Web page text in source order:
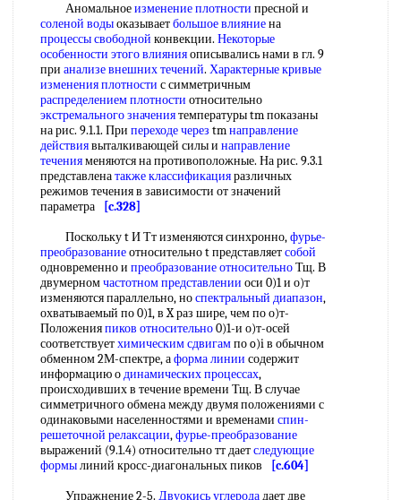
Аномальноеизменение плотности пресной и
соленой водыоказываетбольшое влияниена
процессы свободной конвекции. Некоторые
особенности этого влиянияописывались нами в гл. 9
при анализе внешних течений. Характерные кривые
изменения плотности с симметричным
распределением плотности относительно
экстремального значениятемпературы tm показаны
на рис. 9.1.1. При переходе через tmнаправление
действиявыталкивающей силы и направление
теченияменяются на противоположные. На рис. 9.3.1
представленатакже классификацияразличных
режимов течения в зависимости от значений
параметра
[c.328]
Поскольку t И Тт изменяются синхронно,фурье-
преобразованиеотносительно t представляетсобой
одновременно и преобразование относительноТщ. В
двумерномчастотном представлении оси 0)1 и о)т
изменяются параллельно, носпектральный диапазон,
охватываемый по 0)1, в X раз шире, чем по о)т-
Положенияпиков относительно0)1-и о)т-осей
соответствуетхимическим сдвигампо o)i в обычном
обменном 2М-спектре, аформа линии содержит
информацию одинамических процессах,
происходивших в течение времени Тщ. В случае
симметричного обмена между двумя положениями с
одинаковыми населенностями и временами спин-
решеточной релаксации,фурье-преобразование
выражений (9.1.4) относительно тт даетследующие
формылиний кросс-диагональных пиков
[c.604]
Упражнение 2-5. Двуокись углеродадает две